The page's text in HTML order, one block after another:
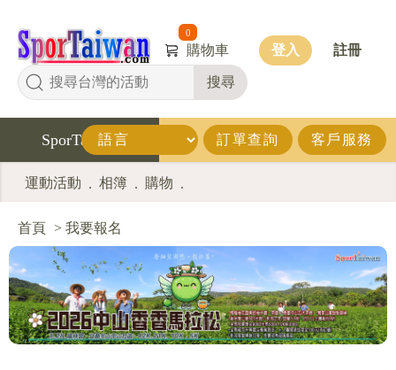
搜尋
0
購物車 登入 註冊
SporTaiwan 訂單查詢 客戶服務
運動活動 . 相簿 . 購物 .
首頁 > 我要報名